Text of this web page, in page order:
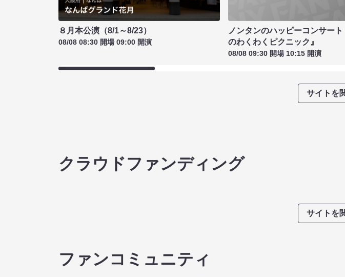
８月本公演（8/1～8/23）
08/08 08:30 開場 09:00 開演
ノンタンのハッピーコンサー
のわくわくピクニック』
08/08 09:30 開場 10:15 開演
サイトを
クラウドファンディング
サイトを
ファンコミュニティ